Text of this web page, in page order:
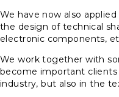
We have now also
the design of technical
electronic components,
We work together with
become important clients
industry, but also in the